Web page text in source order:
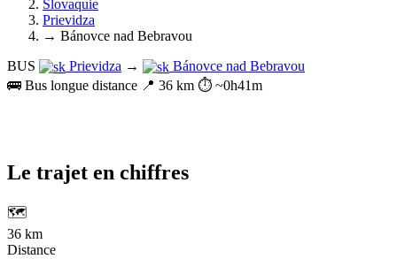
Slovaquie
Prievidza
→ Bánovce nad Bebravou
BUS
Prievidza →
Bánovce nad Bebravou
🚌 Bus longue distance 📍 36 km ⏱️ ~0h41m
Le trajet en chiffres
🗺️
36 km
Distance